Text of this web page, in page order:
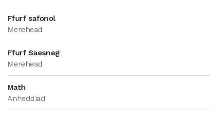
Ffurf safonol
Merehead
Ffurf Saesneg
Merehead
Math
Anheddiad